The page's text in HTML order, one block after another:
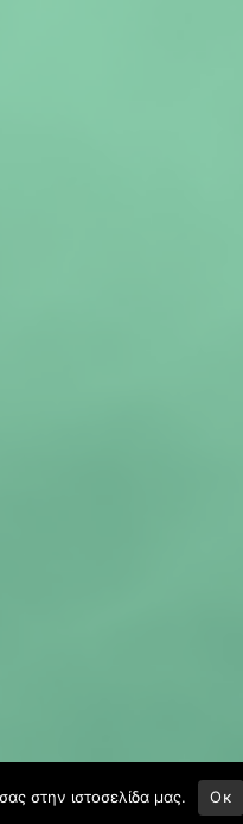
στην ιστοσελίδα μας. Οκ